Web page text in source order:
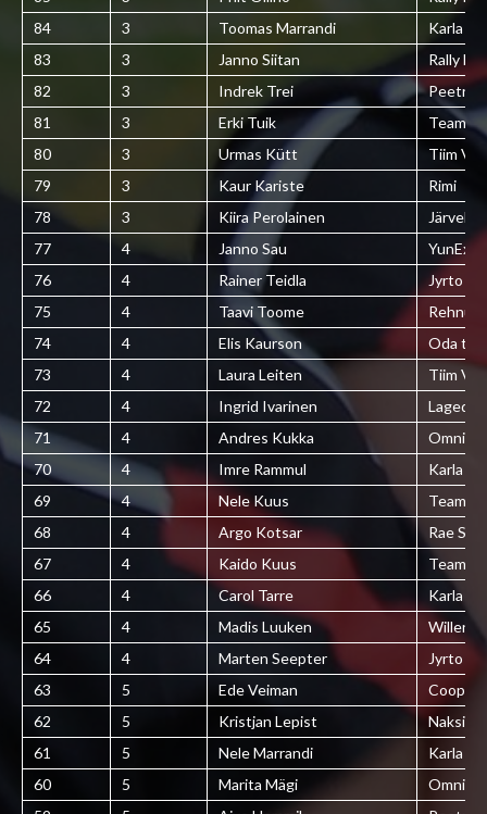
84
3 Toomas Marrandi
Karla
83
3 Janno Siitan
Rally
82
3 Indrek Trei
Peetri
81
3 Erki Tuik
Team
80
3 Urmas Kütt
Tiim
79
3 Kaur Kariste
Rimi
78
3 Kiira Perolainen
77
4 Janno Sau
76
4 Rainer Teidla
Jyrto
75
4 Taavi Toome
Rehnut
74
4 Elis Kaurson
Oda
73
4 Laura Leiten
Tiim
72
4 Ingrid Ivarinen
Lagedi
71
4 Andres Kukka
Omniva
70
4 Imre Rammul
Karla
69
4 Nele Kuus
Team
68
4 Argo Kotsar
Rae
67
4 Kaido Kuus
Team
66
4 Carol Tarre
Karla
65
4 Madis Luuken
64
4 Marten Seepter
Jyrto
63
5 Ede Veiman
Coop
62
5 Kristjan Lepist
61
5 Nele Marrandi
Karla
60
5 Marita Mägi
Omniva